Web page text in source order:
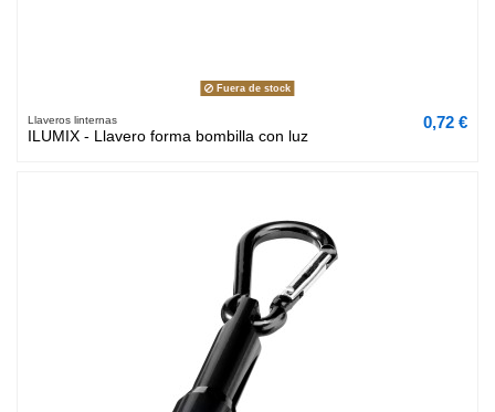
Fuera de stock
Llaveros linternas
ILUMIX - Llavero forma bombilla con luz
0,72 €